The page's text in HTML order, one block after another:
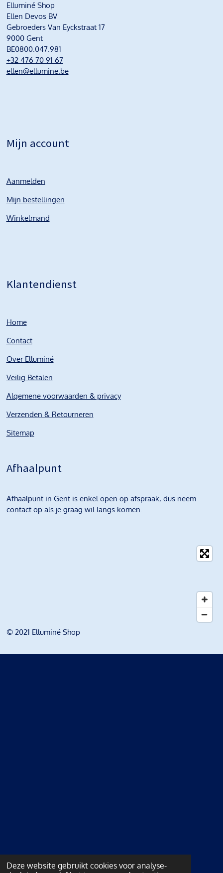
Deze website gebruikt cookies voor analyse-
Elluminé Shop
Ellen Devos BV
Gebroeders Van Eyckstraat 17
9000 Gent
BE0800.047.981
+32 476 70 91 67
ellen@ellumine.be
Mijn account
Aanmelden
Mijn bestellingen
Winkelmand
Klantendienst
Home
Contact
Over Elluminé
Veilig Betalen
Algemene voorwaarden & privacy
Verzenden & Retourneren
Sitemap
Afhaalpunt
Afhaalpunt in Gent is enkel open op afspraak, dus neem
contact op als je graag wil langs komen.
© 2021 Elluminé Shop